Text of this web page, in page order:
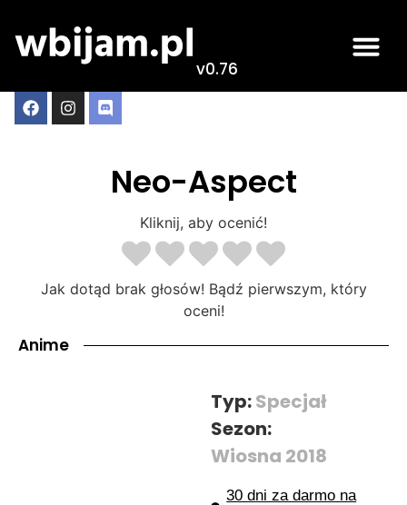
v0.76
Neo-Aspect
Kliknij, aby ocenić!
Jak dotąd brak głosów! Bądź pierwszym, który
oceni!
Anime
Typ:Specjał
Sezon:
Wiosna 2018
30 dni za darmo na